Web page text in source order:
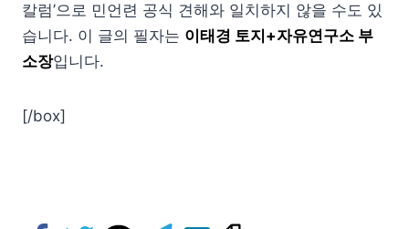
칼럼’으로 민언련 공식 견해와 일치하지 않을 수도 있
습니다. 이 글의 필자는 이태경 토지+자유연구소 부
소장입니다.
[/box]